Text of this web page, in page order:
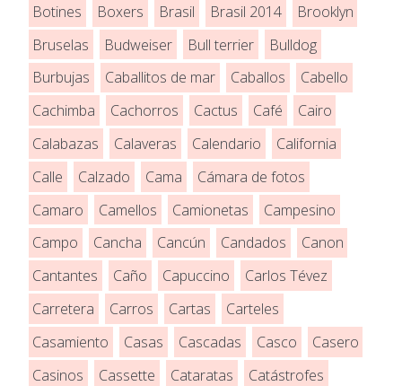
Botines
Boxers Brasil Brasil 2014
Brooklyn
Bruselas
Budweiser Bull terrier
Bulldog
Burbujas
Caballitos de mar Caballos
Cabello
Cachimba
Cachorros Cactus Café
Cairo
Calabazas
Calaveras Calendario
California
Calle
Calzado Cama
Cámara de fotos
Camaro
Camellos Camionetas
Campesino
Campo
Cancha Cancún Candados
Canon
Cantantes
Caño Capuccino
Carlos Tévez
Carretera
Carros Cartas
Carteles
Casamiento
Casas Cascadas Casco
Casero
Casinos
Cassette Cataratas
Catástrofes